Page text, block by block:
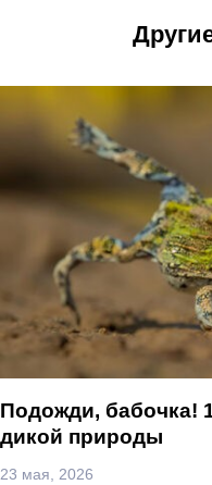
Подожди, бабочка!
дикой природы
23 мая, 2026